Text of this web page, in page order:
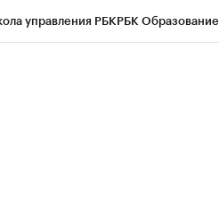
управления РБКРБК Образование